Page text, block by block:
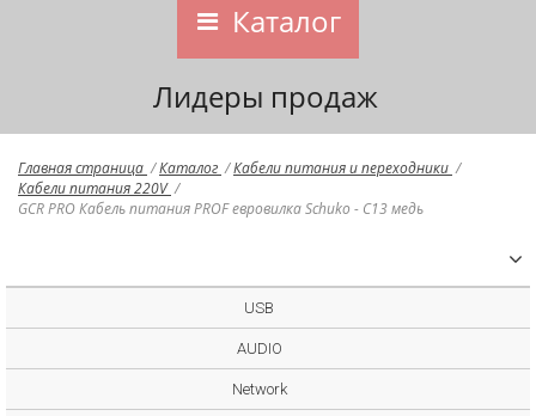
Каталог
Лидеры продаж
Главная страница /Каталог /Кабели питания и переходники /
Кабели питания 220V /
GCR PRO Кабель питания PROF евровилка Schuko - С13 медь
USB
AUDIO
Network